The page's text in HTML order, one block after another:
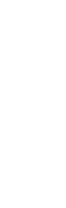
Conheça
Siga o